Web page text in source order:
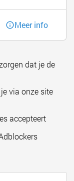
Meer info
dat je de
via onze site
accepteert